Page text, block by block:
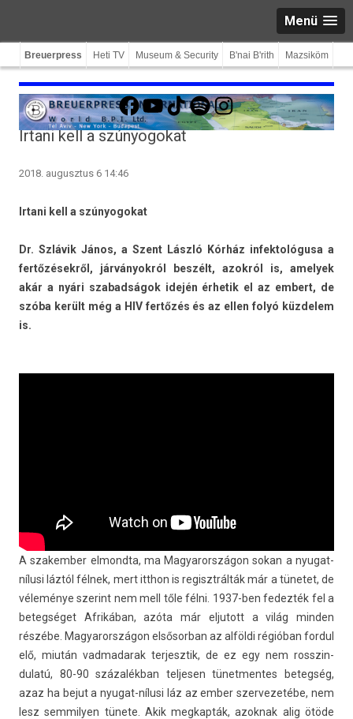
Menü
Breuerpress Heti TV Museum & Security B'nai B'rith Mazsiköm
Facebook
YouTube
TikTokSpotifyInstagram
Irtani kell a szúnyogokat
2018. augusztus 6 14:46
Ir­tani kell a szúnyogokat
Dr. Szlávik János, a Szent László Kórház in­fek­tológusa a
fertőzésekről, járványokról beszélt, azokról is, amelyek
akár a nyári szabad­ságok idején érhetik el az em­bert, de
szóba került még a HIV fertőzés és az ellen folyó küz­delem
is.
A szakemb­er el­mondta, ma Magyarországon sokan a nyugat-
nílusi láztól félnek, mert itthon is re­gisztrál­ták már a tünetet, de
véleménye szerint nem mell tőle félni. 1937-ben fedez­ték fel a
bet­eg­séget Afrikában, azóta már el­jutott a világ mind­en
részébe. Magyarországon el­sősor­ban az alföldi régióban for­dul
elő, miután vad­madarak ter­jesztik, de ez egy nem rosszin­
dulatú, 80-90 százalékban tel­jes­en tünet­mentes bet­eg­ség,
azaz ha bejut a nyugat-nílusi láz az ember szer­vezetébe, nem
lesz sem­mily­en tünete. Akik meg­kapták, azok­nak alig ötöde